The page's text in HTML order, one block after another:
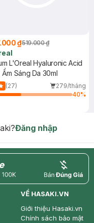
₫519.000 ₫
L'Oreal Hyaluronic Acid
Sáng Da 30ml
(27)
279/tháng
40%
Đăng nhập
price
VỀ HASAKI.VN
Giới thiệu Hasaki.vn
Chính sách bảo mật